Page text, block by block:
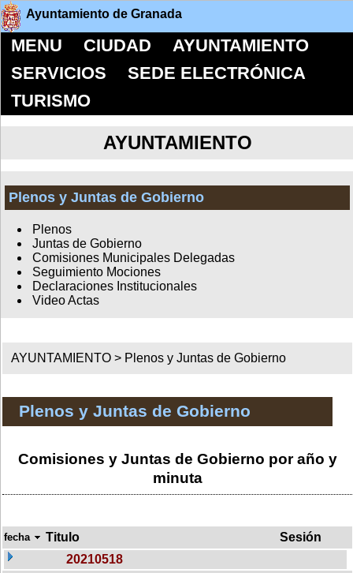
Ayuntamiento de Granada
MENU CIUDAD
AYUNTAMIENTO
SERVICIOS
SEDE ELECTRÓNICA
TURISMO
AYUNTAMIENTO
Plenos y Juntas de Gobierno
Plenos
Juntas de Gobierno
Comisiones Municipales Delegadas
Seguimiento Mociones
Declaraciones Institucionales
Video Actas
AYUNTAMIENTO > Plenos y Juntas de Gobierno
Plenos y Juntas de Gobierno
Comisiones y Juntas de Gobierno por año y
minuta
fecha Titulo
Sesión
20210518